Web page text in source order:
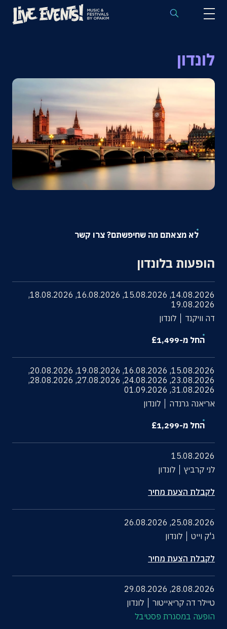
הופעות לפי אמנים
פסטיבלים
חבילות נבחרות
אירועי ספורט באירופה
אודות
צרו קשר
לונדון
לא מצאתם מה שחיפשתם? צרו קשר
הופעות בלונדון
14.08.2026
,
15.08.2026
,
16.08.2026
,
18.08.2026
,
19.08.2026
דה וויקנד
לונדון
החל מ-1,499
£
15.08.2026
,
16.08.2026
,
19.08.2026
,
20.08.2026
,
23.08.2026
,
24.08.2026
,
27.08.2026
,
28.08.2026
,
31.08.2026
,
01.09.2026
אריאנה גרנדה
לונדון
החל מ-1,299
£
15.08.2026
לני קרביץ
לונדון
לקבלת הצעת מחיר
25.08.2026
,
26.08.2026
ג'ק וייט
לונדון
לקבלת הצעת מחיר
28.08.2026
,
29.08.2026
טיילר דה קריאייטור
לונדון
הופעה במסגרת פסטיבל